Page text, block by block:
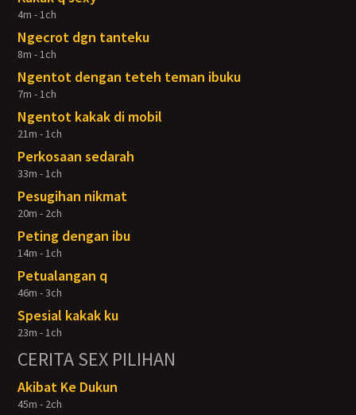
4m - 1ch
Ngecrot dgn tanteku
8m - 1ch
Ngentot dengan teteh teman ibuku
7m - 1ch
Ngentot kakak di mobil
21m - 1ch
Perkosaan sedarah
33m - 1ch
Pesugihan nikmat
20m - 2ch
Peting dengan ibu
14m - 1ch
Petualangan q
46m - 3ch
Spesial kakak ku
23m - 1ch
CERITA SEX PILIHAN
Akibat Ke Dukun
45m - 2ch